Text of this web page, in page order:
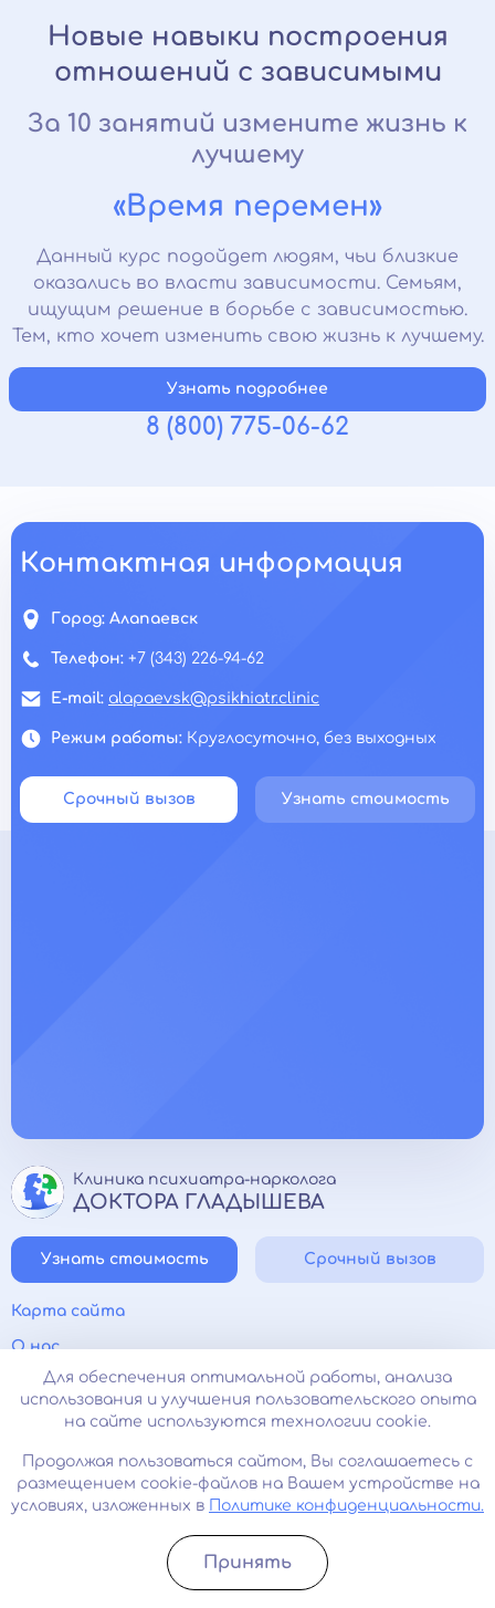
Новые навыки построения
отношений с зависимыми
За 10 занятий измените жизнь к
лучшему
«Время перемен»
Данный курс подойдет людям, чьи близкие
оказались во власти зависимости. Семьям,
ищущим решение в борьбе с зависимостью.
Тем, кто хочет изменить свою жизнь к лучшему.
Узнать подробнее
8 (800) 775-06-62
Контактная информация
Город: Алапаевск
Телефон: +7 (343) 226-94-62
E-mail: alapaevsk@psikhiatr.clinic
Режим работы: Круглосуточно, без выходных
Срочный вызов Узнать стоимость
Клиника психиатра-нарколога
ДОКТОРА ГЛАДЫШЕВА
Узнать стоимость Срочный вызов
Карта сайта
О нас
Контакты
Согласие на обработку персональных данных
Политика конфиденциальности
Прайс-лист
Записатьcя
Для обеспечения оптимальной работы, анализа
использования и улучшения пользовательского опыта
на сайте используются технологии cookie.
Продолжая пользоваться сайтом, Вы соглашаетесь с
размещением cookie-файлов на Вашем устройстве на
условиях, изложенных в
Политике конфиденциальности.
Принять